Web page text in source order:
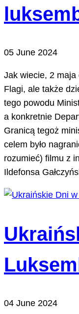
05 June 2024
Jak wiecie, 2
Flagi, ale także
tego powodu
a konkretnie
Granicą tegoż
celem było
rozumieć) filmu z
Ildefonsa
04 June 2024